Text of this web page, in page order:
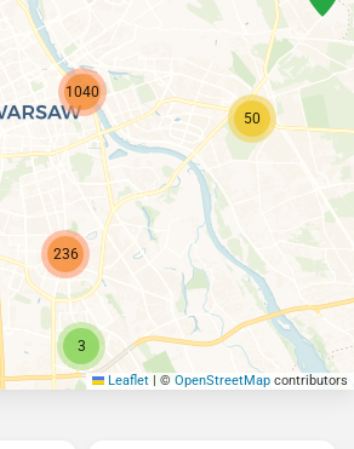
50
1040
236
3
Leaflet | © OpenStreetMap contributors